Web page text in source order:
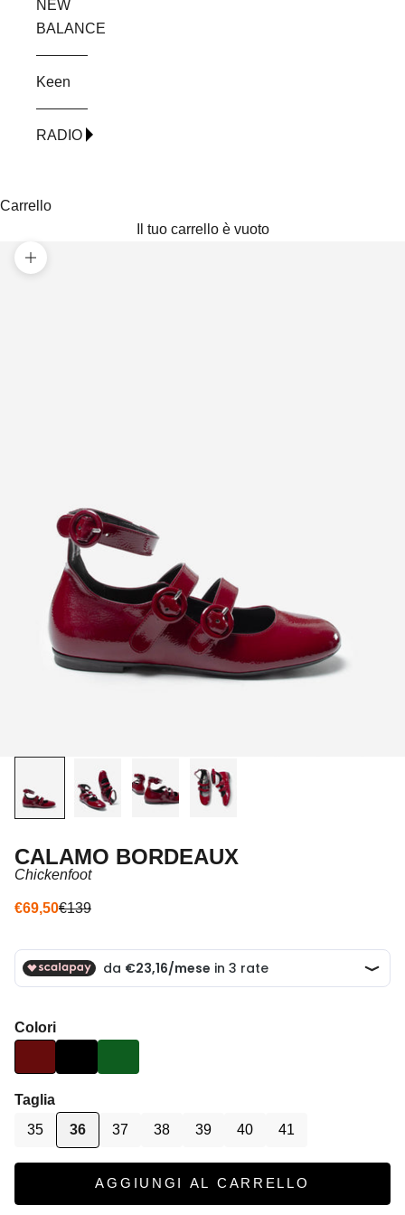
NEW
BALANCE
Keen
RADIO
Carrello
Il tuo carrello è vuoto
Ingrandisci immagine
CALAMO BORDEAUX
Chickenfoot
Prezzo scontato
€69,50Prezzo
€139
Colori
Taglia
35
36 37 38 39 40 41
AGGIUNGI AL CARRELLO